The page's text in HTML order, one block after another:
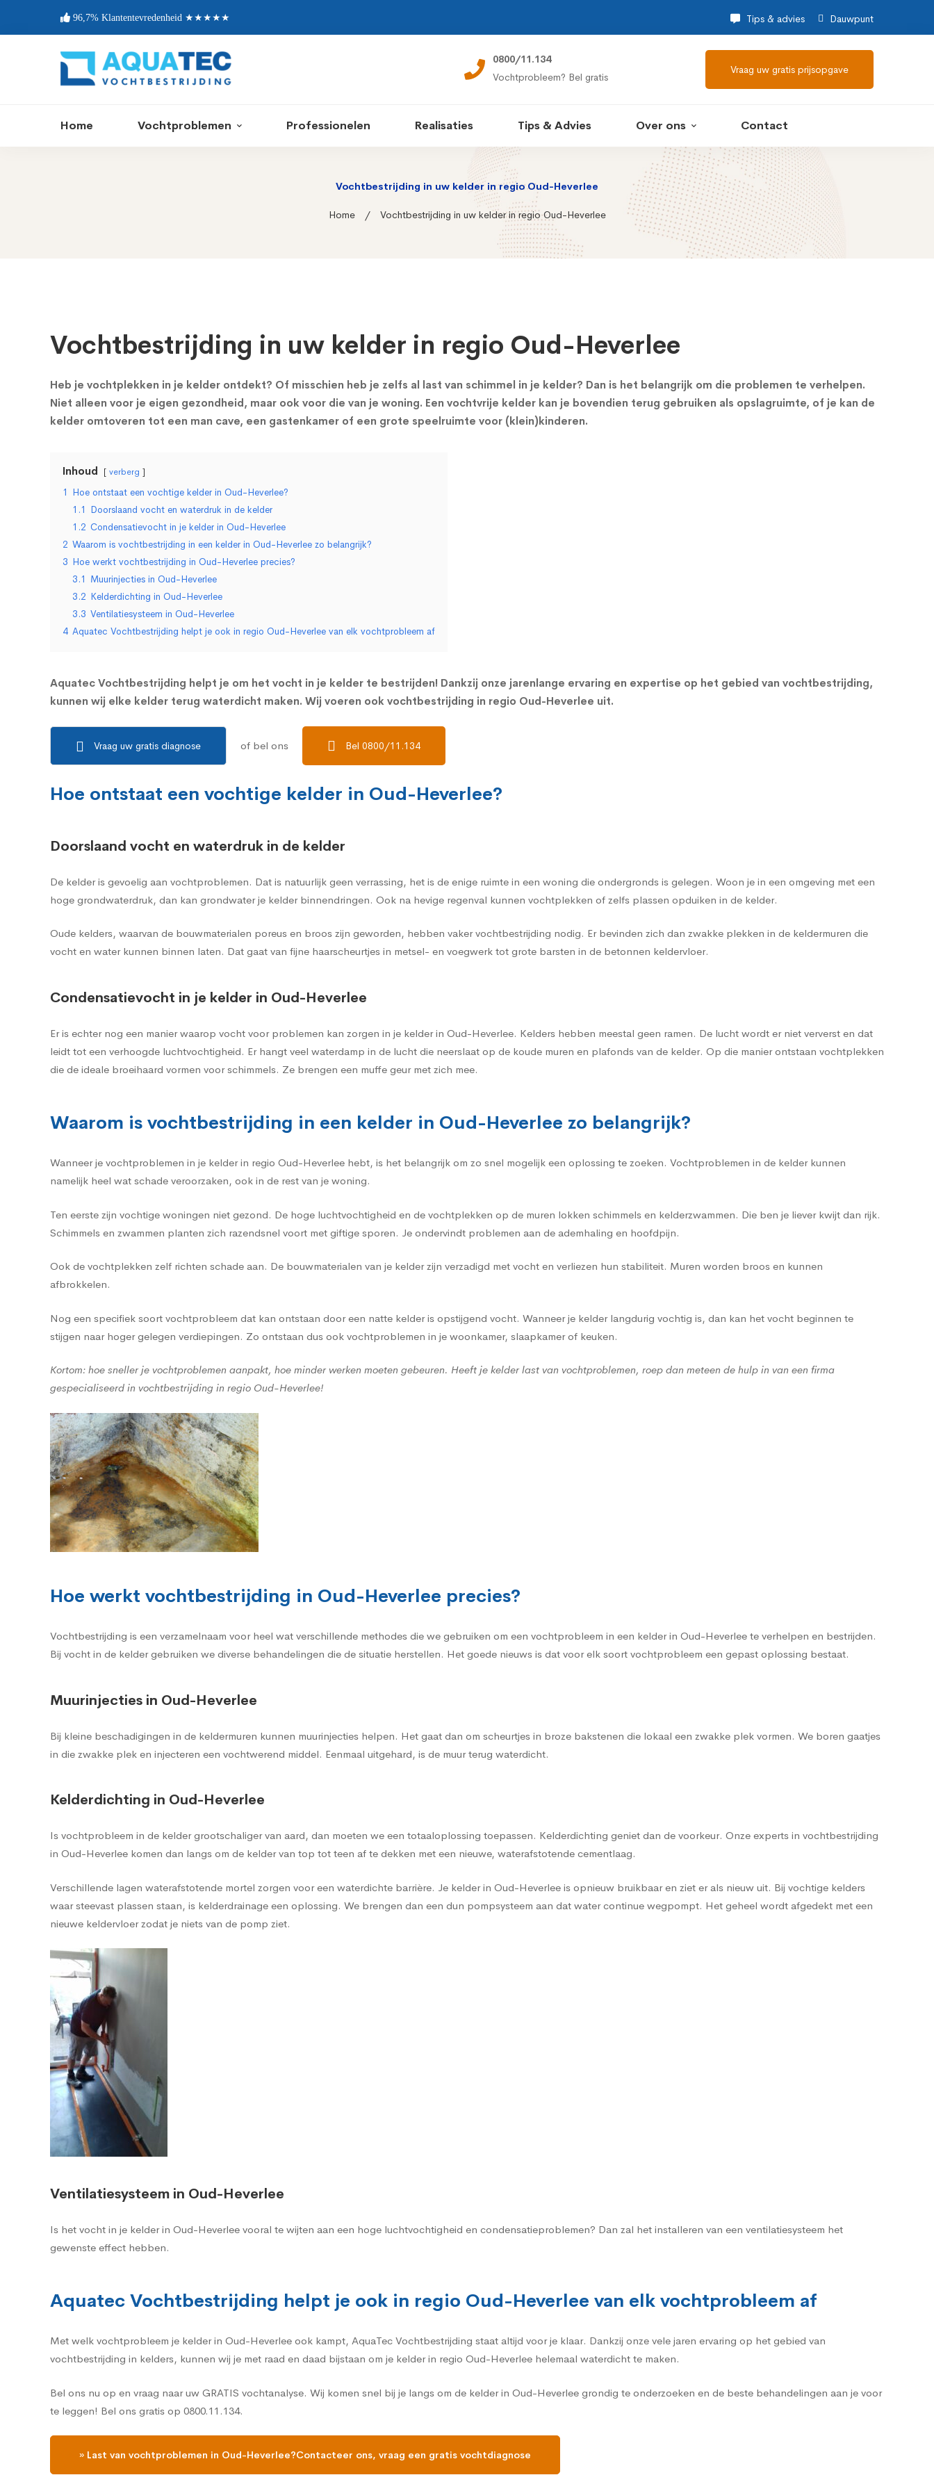
96,7% Klantentevredenheid ★★★★★ Tips & advies Dauwpunt
0800/11.134
Vochtprobleem? Bel gratis
Vraag uw gratis prijsopgave
Home Vochtproblemen Professionelen Realisaties Tips & Advies Over ons Contact
Vochtbestrijding in uw kelder in regio Oud-Heverlee
Home Vochtbestrijding in uw kelder in regio Oud-Heverlee
Vochtbestrijding in uw kelder in regio Oud-Heverlee
Heb je vochtplekken in je kelder ontdekt? Of misschien heb je zelfs al last van schimmel in je kelder? Dan is het belangrijk om die problemen te verhelpen.
Niet alleen voor je eigen gezondheid, maar ook voor die van je woning. Een vochtvrije kelder kan je bovendien terug gebruiken als opslagruimte, of je kan de
kelder omtoveren tot een man cave, een gastenkamer of een grote speelruimte voor (klein)kinderen.
Inhoud verberg
1 Hoe ontstaat een vochtige kelder in Oud-Heverlee?
1.1 Doorslaand vocht en waterdruk in de kelder
1.2 Condensatievocht in je kelder in Oud-Heverlee
2 Waarom is vochtbestrijding in een kelder in Oud-Heverlee zo belangrijk?
3 Hoe werkt vochtbestrijding in Oud-Heverlee precies?
3.1 Muurinjecties in Oud-Heverlee
3.2 Kelderdichting in Oud-Heverlee
3.3 Ventilatiesysteem in Oud-Heverlee
4 Aquatec Vochtbestrijding helpt je ook in regio Oud-Heverlee van elk vochtprobleem af
Aquatec Vochtbestrijding helpt je om het vocht in je kelder te bestrijden! Dankzij onze jarenlange ervaring en expertise op het gebied van vochtbestrijding,
kunnen wij elke kelder terug waterdicht maken. Wij voeren ook vochtbestrijding in regio Oud-Heverlee uit.
Vraag uw gratis diagnose of bel ons Bel 0800/11.134
Hoe ontstaat een vochtige kelder in Oud-Heverlee?
Doorslaand vocht en waterdruk in de kelder
De kelder is gevoelig aan vochtproblemen. Dat is natuurlijk geen verrassing, het is de enige ruimte in een woning die ondergronds is gelegen. Woon je in een omgeving met een
hoge grondwaterdruk, dan kan grondwater je kelder binnendringen. Ook na hevige regenval kunnen vochtplekken of zelfs plassen opduiken in de kelder.
Oude kelders, waarvan de bouwmaterialen poreus en broos zijn geworden, hebben vaker vochtbestrijding nodig. Er bevinden zich dan zwakke plekken in de keldermuren die
vocht en water kunnen binnen laten. Dat gaat van fijne haarscheurtjes in metsel- en voegwerk tot grote barsten in de betonnen keldervloer.
Condensatievocht in je kelder in Oud-Heverlee
Er is echter nog een manier waarop vocht voor problemen kan zorgen in je kelder in Oud-Heverlee. Kelders hebben meestal geen ramen. De lucht wordt er niet ververst en dat
leidt tot een verhoogde luchtvochtigheid. Er hangt veel waterdamp in de lucht die neerslaat op de koude muren en plafonds van de kelder. Op die manier ontstaan vochtplekken
die de ideale broeihaard vormen voor schimmels. Ze brengen een muffe geur met zich mee.
Waarom is vochtbestrijding in een kelder in Oud-Heverlee zo belangrijk?
Wanneer je vochtproblemen in je kelder in regio Oud-Heverlee hebt, is het belangrijk om zo snel mogelijk een oplossing te zoeken. Vochtproblemen in de kelder kunnen
namelijk heel wat schade veroorzaken, ook in de rest van je woning.
Ten eerste zijn vochtige woningen niet gezond. De hoge luchtvochtigheid en de vochtplekken op de muren lokken schimmels en kelderzwammen. Die ben je liever kwijt dan rijk.
Schimmels en zwammen planten zich razendsnel voort met giftige sporen. Je ondervindt problemen aan de ademhaling en hoofdpijn.
Ook de vochtplekken zelf richten schade aan. De bouwmaterialen van je kelder zijn verzadigd met vocht en verliezen hun stabiliteit. Muren worden broos en kunnen
afbrokkelen.
Nog een specifiek soort vochtprobleem dat kan ontstaan door een natte kelder is opstijgend vocht. Wanneer je kelder langdurig vochtig is, dan kan het vocht beginnen te
stijgen naar hoger gelegen verdiepingen. Zo ontstaan dus ook vochtproblemen in je woonkamer, slaapkamer of keuken.
Kortom: hoe sneller je vochtproblemen aanpakt, hoe minder werken moeten gebeuren. Heeft je kelder last van vochtproblemen, roep dan meteen de hulp in van een firma
gespecialiseerd in vochtbestrijding in regio Oud-Heverlee!
Hoe werkt vochtbestrijding in Oud-Heverlee precies?
Vochtbestrijding is een verzamelnaam voor heel wat verschillende methodes die we gebruiken om een vochtprobleem in een kelder in Oud-Heverlee te verhelpen en bestrijden.
Bij vocht in de kelder gebruiken we diverse behandelingen die de situatie herstellen. Het goede nieuws is dat voor elk soort vochtprobleem een gepast oplossing bestaat.
Muurinjecties in Oud-Heverlee
Bij kleine beschadigingen in de keldermuren kunnen muurinjecties helpen. Het gaat dan om scheurtjes in broze bakstenen die lokaal een zwakke plek vormen. We boren gaatjes
in die zwakke plek en injecteren een vochtwerend middel. Eenmaal uitgehard, is de muur terug waterdicht.
Kelderdichting in Oud-Heverlee
Is vochtprobleem in de kelder grootschaliger van aard, dan moeten we een totaaloplossing toepassen. Kelderdichting geniet dan de voorkeur. Onze experts in vochtbestrijding
in Oud-Heverlee komen dan langs om de kelder van top tot teen af te dekken met een nieuwe, waterafstotende cementlaag.
Verschillende lagen waterafstotende mortel zorgen voor een waterdichte barrière. Je kelder in Oud-Heverlee is opnieuw bruikbaar en ziet er als nieuw uit. Bij vochtige kelders
waar steevast plassen staan, is kelderdrainage een oplossing. We brengen dan een dun pompsysteem aan dat water continue wegpompt. Het geheel wordt afgedekt met een
nieuwe keldervloer zodat je niets van de pomp ziet.
Ventilatiesysteem in Oud-Heverlee
Is het vocht in je kelder in Oud-Heverlee vooral te wijten aan een hoge luchtvochtigheid en condensatieproblemen? Dan zal het installeren van een ventilatiesysteem het
gewenste effect hebben.
Aquatec Vochtbestrijding helpt je ook in regio Oud-Heverlee van elk vochtprobleem af
Met welk vochtprobleem je kelder in Oud-Heverlee ook kampt, AquaTec Vochtbestrijding staat altijd voor je klaar. Dankzij onze vele jaren ervaring op het gebied van
vochtbestrijding in kelders, kunnen wij je met raad en daad bijstaan om je kelder in regio Oud-Heverlee helemaal waterdicht te maken.
Bel ons nu op en vraag naar uw GRATIS vochtanalyse. Wij komen snel bij je langs om de kelder in Oud-Heverlee grondig te onderzoeken en de beste behandelingen aan je voor
te leggen! Bel ons gratis op 0800.11.134.
» Last van vochtproblemen in Oud-Heverlee?Contacteer ons, vraag een gratis vochtdiagnose